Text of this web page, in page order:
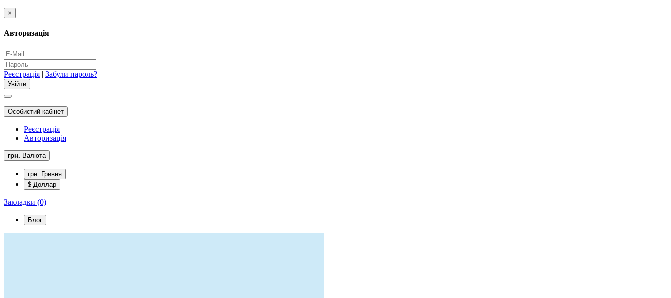
×
Авторизація
Реєстрація | Забули пароль?
Особистий кабінет
Реєстрація
Авторизація
грн. Валюта
грн. Гривня
$ Доллар
Закладки (0)
Блог